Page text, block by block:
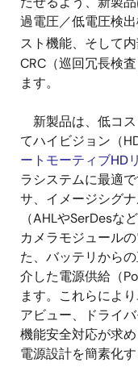
過電圧／低電圧検
スト機能、そして
CRC（巡回冗長検
ます。
新製品は、低コ
てハイビジョン（
ートモーティブHD
ラシステムに最適
サ、イメージシグ
（AHLやSerDesな
カメラモジュール
た、バッテリから
介した電源供給（
ます。これらによ
アビュー、ドライ
機能安全対応が求
電源設計を簡素化す